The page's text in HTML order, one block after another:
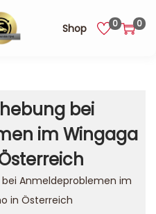
Shop 0 0
bei
im Wingaga
Anmeldeproblemen im
in Österreich